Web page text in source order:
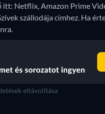
Netflix, Amazon Prime
szállodája címhez. Ha
eltávolítása